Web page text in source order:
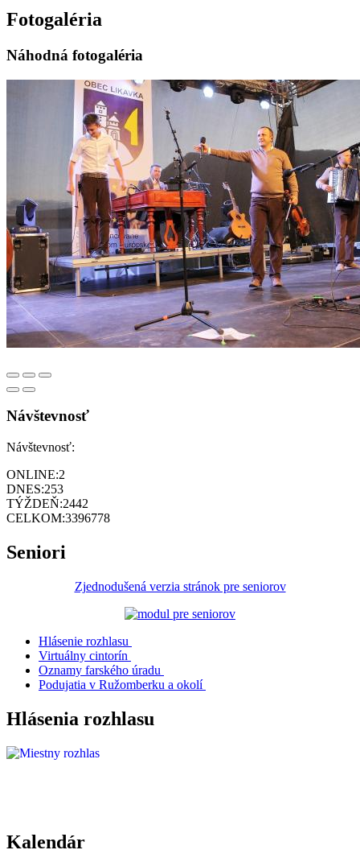
Fotogaléria
Náhodná fotogaléria
Návštevnosť
Návštevnosť:
ONLINE:2
DNES:253
TÝŽDEŇ:2442
CELKOM:3396778
Seniori
Zjednodušená verzia stránok pre seniorov
Hlásenie rozhlasu
Virtuálny cintorín
Oznamy farského úradu
Podujatia v Ružomberku a okolí
Hlásenia rozhlasu
Kalendár